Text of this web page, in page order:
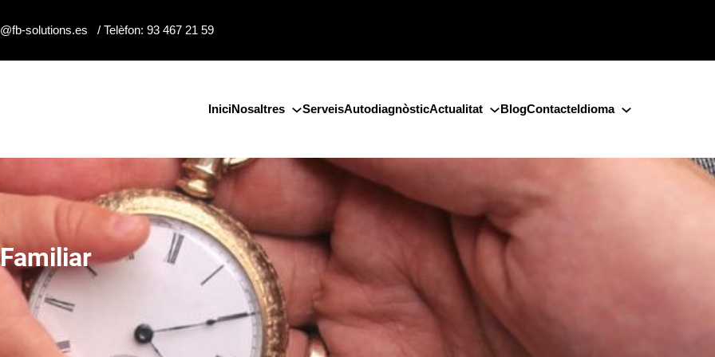
solutions.es / Telèfon: 93 467 21 59
IniciNosaltres ServeisAutodiagnòsticActualitat BlogContacteIdioma